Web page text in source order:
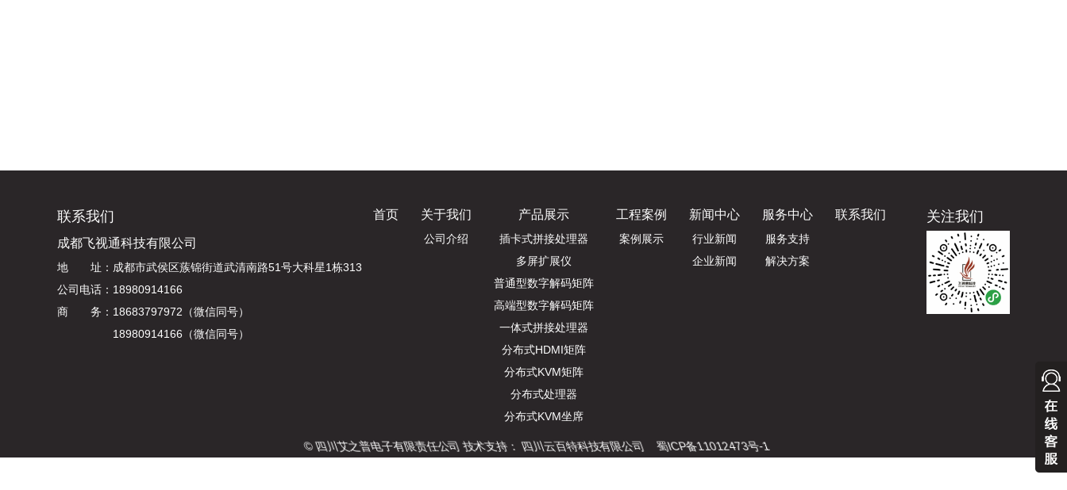
联系我们
成都飞视通科技有限公司
地 址：成都市武侯区蔟锦街道武清南路51号大科星1栋313
公司电话：18980914166
商 务：18683797972（微信同号）
18980914166（微信同号）
首页 关于我们
公司介绍
产品展示
插卡式拼接处理器
多屏扩展仪
普通型数字解码矩阵
高端型数字解码矩阵
一体式拼接处理器
分布式HDMI矩阵
分布式KVM矩阵
分布式处理器
分布式KVM坐席
工程案例
案例展示
新闻中心
行业新闻
企业新闻
服务中心
服务支持
解决方案
联系我们 关注我们
© 四川艾之普电子有限责任公司 技术支持： 四川云百特科技有限公司 蜀ICP备11012473号-1